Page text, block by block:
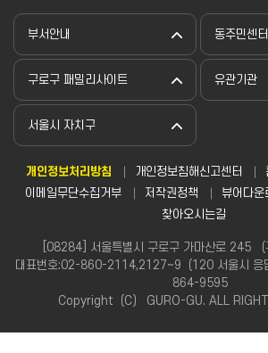
부서안내 동주민센
구로구 패밀리사이트 유관기관
서울시 자치구
개인정보처리방침 개인정보침해신고센터
이메일무단수집거부
저작권정책 뷰어다운
찾아오시는길
[08284] 서울특별시 구로구 가마산로 245 （
대표번호:02-860-2114,2127~9（120 서울시 응
864-9595
Copyright（C） GURO-GU. ALL